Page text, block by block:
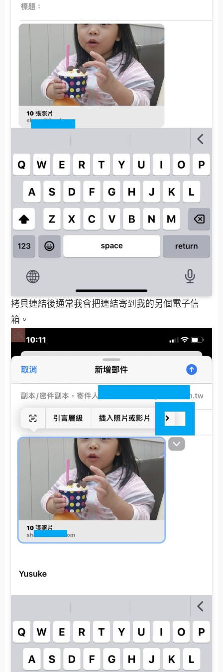
拷貝連結後通常我會把連結寄到我的另個電子信
箱。